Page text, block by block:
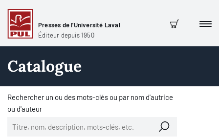
Presses de l'Université Laval
Éditeur depuis 1950
Panier
Catalogue
Rechercher un ou des mots-clés ou par nom d'autrice
ou d'auteur